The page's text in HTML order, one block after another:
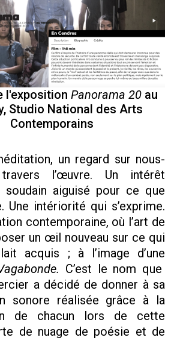
l'exposition Panorama 20au
Studio National des Arts
Contemporains
un regard sur nous-
l’œuvre. Un intérêt
aiguisé pour ce que
Une intériorité qui s’exprime.
contemporaine, où l’art de
un œil nouveau sur ce qui
acquis ; à l’image d’une
C’est le nom que
a décidé de donner à sa
sonore réalisée grâce à la
de chacun lors de cette
de nuage de poésie et de